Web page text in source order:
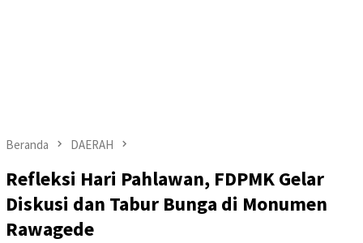
Beranda DAERAH
Refleksi Hari Pahlawan, FDPMK Gelar
Diskusi dan Tabur Bunga di Monumen
Rawagede